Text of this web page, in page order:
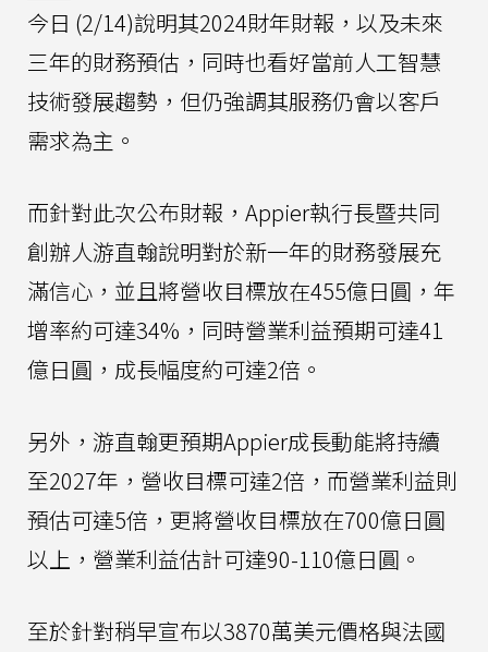
今日 (2/14)說明其2024財年財報，以及未來
三年的財務預估，同時也看好當前人工智慧
技術發展趨勢，但仍強調其服務仍會以客戶
需求為主。
而針對此次公布財報，Appier執行長暨共同
創辦人游直翰說明對於新一年的財務發展充
滿信心，並且將營收目標放在455億日圓，年
增率約可達34%，同時營業利益預期可達41
億日圓，成長幅度約可達2倍。
另外，游直翰更預期Appier成長動能將持續
至2027年，營收目標可達2倍，而營業利益則
預估可達5倍，更將營收目標放在700億日圓
以上，營業利益估計可達90-110億日圓。
至於針對稍早宣布以3870萬美元價格與法國